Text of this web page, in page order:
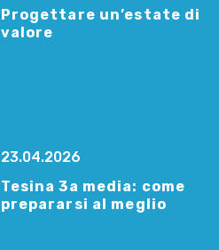
Progettare un’estate di
valore
23.04.2026
Tesina 3a media: come
prepararsi al meglio